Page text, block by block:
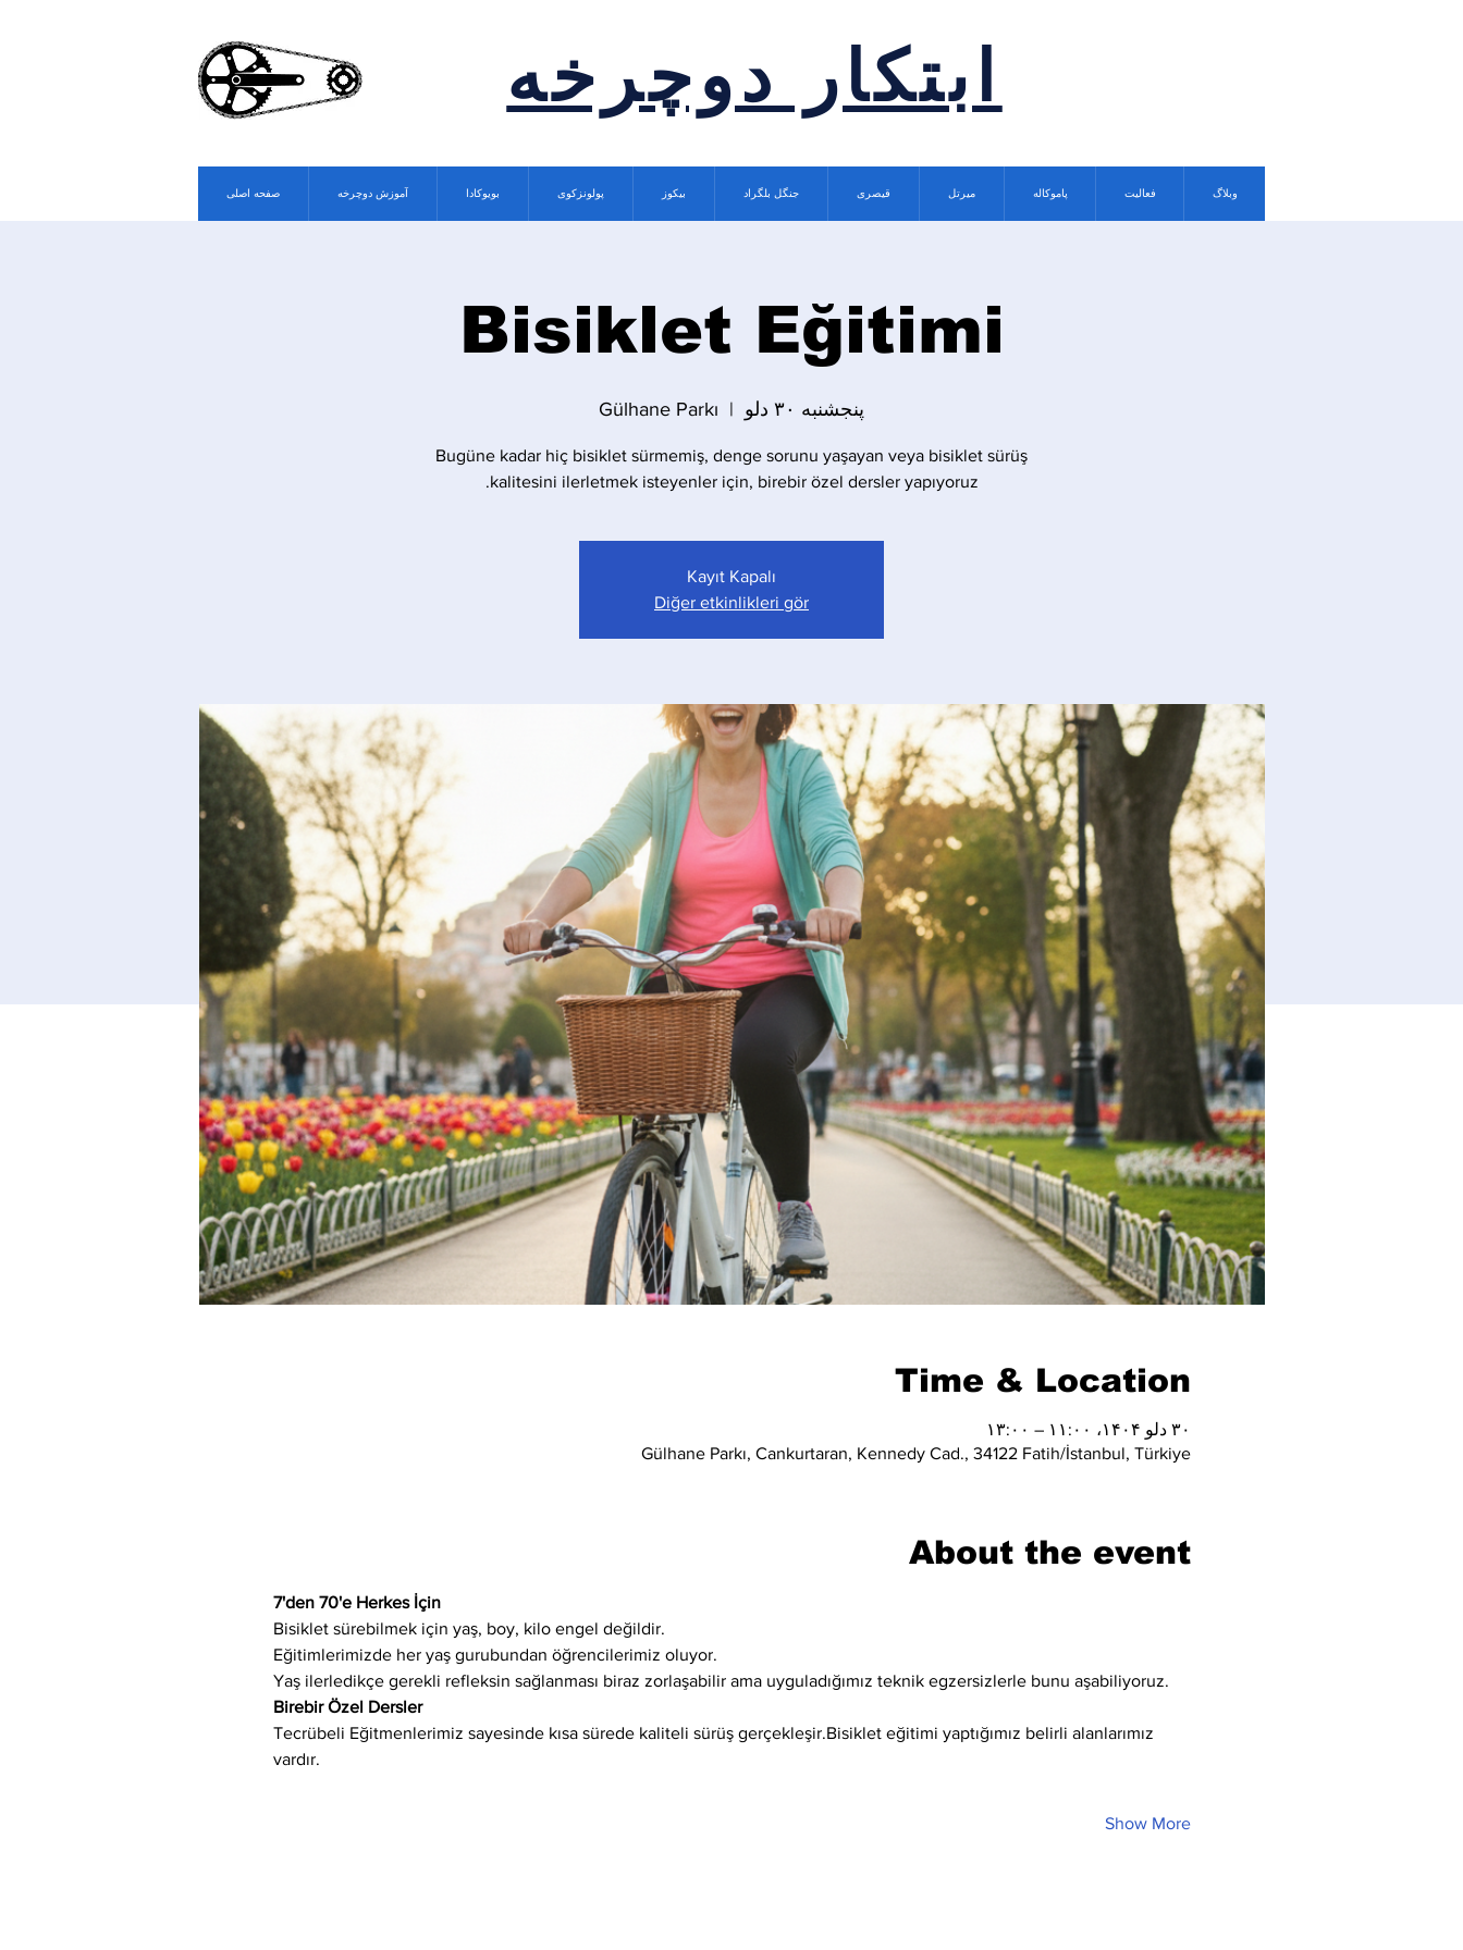
ابتکار دوچرخه
صفحه اصلی آموزش دوچرخه بویوکادا پولونزکوی بیکوز جنگل بلگراد قیصری میرتل پاموکاله فعالیت وبلاگ
Bisiklet Eğitimi
پنجشنبه ۳۰ دلو
  |
Gülhane Parkı
Bugüne kadar hiç bisiklet sürmemiş, denge sorunu yaşayan veya bisiklet sürüş
kalitesini ilerletmek isteyenler için, birebir özel dersler yapıyoruz.
Kayıt Kapalı
Diğer etkinlikleri gör
Time & Location
۳۰ دلو ۱۴۰۴، ۱۱:۰۰ – ۱۳:۰۰
Gülhane Parkı, Cankurtaran, Kennedy Cad., 34122 Fatih/İstanbul, Türkiye
About the event
7'den 70'e Herkes İçin
Bisiklet sürebilmek için yaş, boy, kilo engel değildir.
Eğitimlerimizde her yaş gurubundan öğrencilerimiz oluyor.
Yaş ilerledikçe gerekli refleksin sağlanması biraz zorlaşabilir ama uyguladığımız teknik egzersizlerle bunu aşabiliyoruz.
Birebir Özel Dersler
Tecrübeli Eğitmenlerimiz sayesinde kısa sürede kaliteli sürüş gerçekleşir.Bisiklet eğitimi yaptığımız belirli alanlarımız
vardır.
Show More